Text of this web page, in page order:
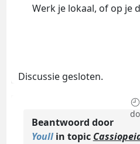
Werk je lokaal, of op je
Discussie gesloten.
Beantwoord door
Youllin topic